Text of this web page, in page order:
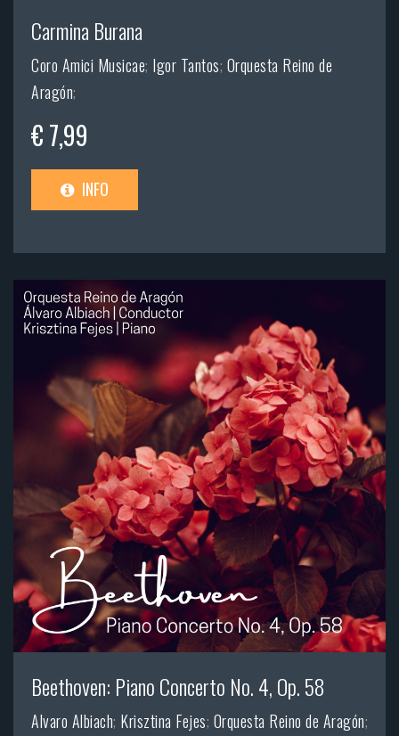
Carmina Burana
Coro Amici Musicae; Igor Tantos; Orquesta Reino de
Aragón;
€ 7,99
INFO
Beethoven: Piano Concerto No. 4, Op. 58
Alvaro Albiach; Krisztina Fejes; Orquesta Reino de Aragón;